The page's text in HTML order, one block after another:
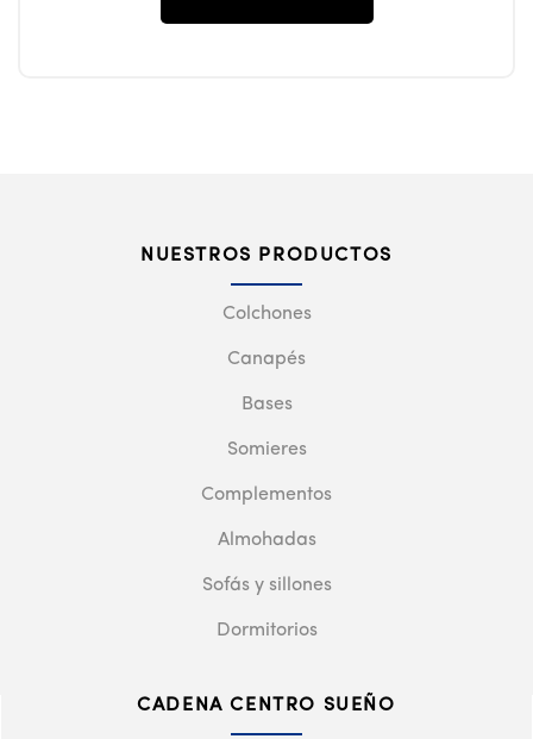
NUESTROS PRODUCTOS
Colchones
Canapés
Bases
Somieres
Complementos
Almohadas
Sofás y sillones
Dormitorios
CADENA CENTRO SUEÑO